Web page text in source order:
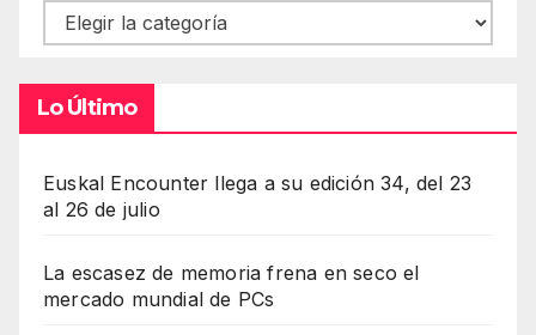
Contenidos
Lo Último
Euskal Encounter llega a su edición 34, del 23
al 26 de julio
La escasez de memoria frena en seco el
mercado mundial de PCs